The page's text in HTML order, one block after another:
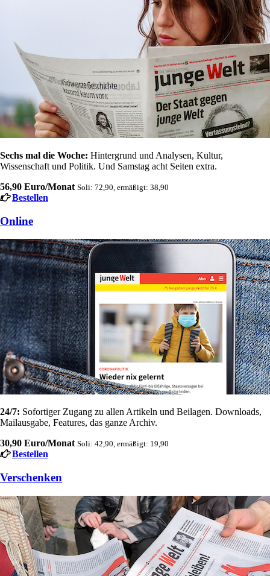
Sechs mal die Woche: Hintergrund und Analysen, Kultur,
Wissenschaft und Politik. Und Samstag acht Seiten extra.
56,90 Euro/Monat Soli: 72,90, ermäßigt: 38,90
Bestellen
Online
24/7: Sofortiger Zugang zu allen Artikeln und Beilagen. Downloads,
Mailausgabe, Features, das ganze Archiv.
30,90 Euro/Monat Soli: 42,90, ermäßigt: 19,90
Bestellen
Verschenken